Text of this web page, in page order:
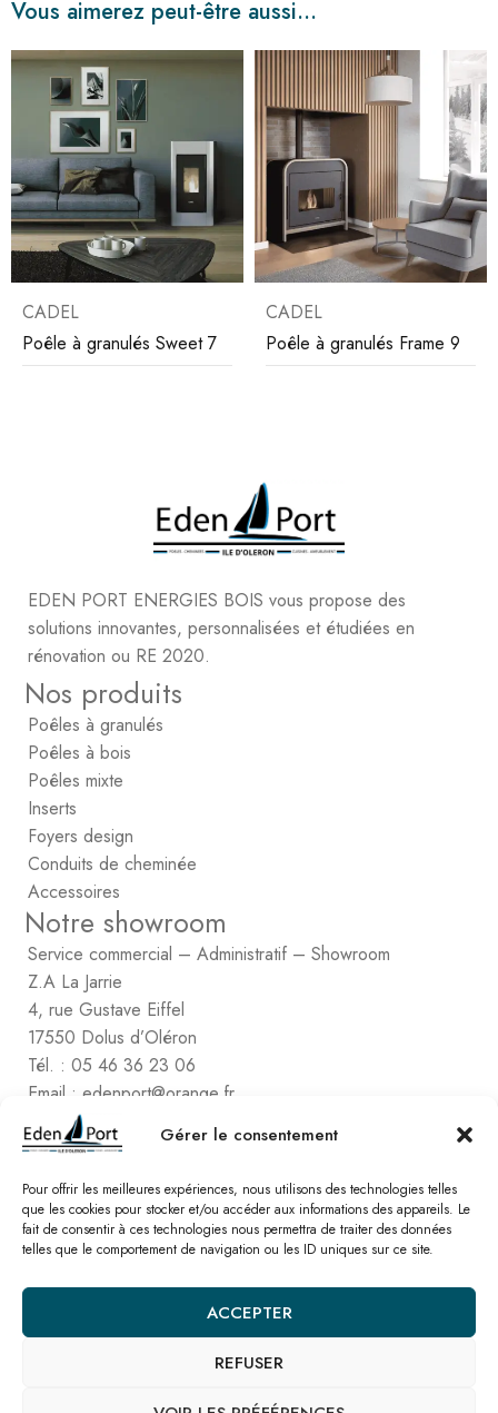
Gérer le consentement
Pour offrir les meilleures expériences, nous utilisons des technologies telles
que les cookies pour stocker et/ou accéder aux informations des appareils. Le
fait de consentir à ces technologies nous permettra de traiter des données
telles que le comportement de navigation ou les ID uniques sur ce site.
ACCEPTER
REFUSER
Vous aimerez peut-être aussi…
CADEL
Poêle à granulés Sweet 7
CADEL
Poêle à granulés Frame 9
EDEN PORT ENERGIES BOIS vous propose des
solutions innovantes, personnalisées et étudiées en
rénovation ou RE 2020.
Nos produits
Poêles à granulés
Poêles à bois
Poêles mixte
Inserts
Foyers design
Conduits de cheminée
Accessoires
Notre showroom
Service commercial – Administratif – Showroom
Z.A La Jarrie
4, rue Gustave Eiffel
17550 Dolus d’Oléron
Tél. : 05 46 36 23 06
Email : edenport@orange.fr
Contactez Eden Port
Comptabilité
2, rue de Vert-Bois – La Gaconnière
17480 le Château d’Oléon
Tél. : 05 46 47 78 16